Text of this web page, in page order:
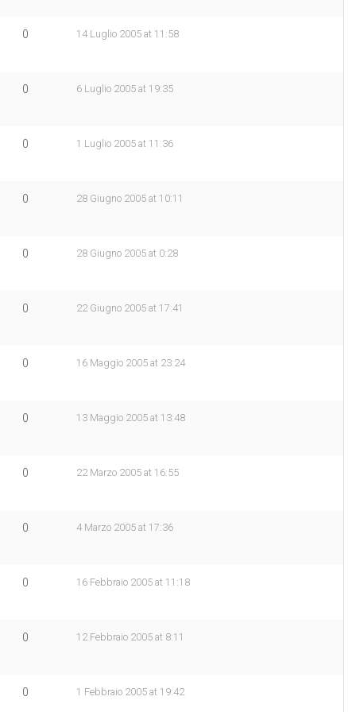
0 14 Luglio 2005 at 11:58
0 6 Luglio 2005 at 19:35
0 1 Luglio 2005 at 11:36
0 28 Giugno 2005 at 10:11
0 28 Giugno 2005 at 0:28
0 22 Giugno 2005 at 17:41
0 16 Maggio 2005 at 23:24
0 13 Maggio 2005 at 13:48
0 22 Marzo 2005 at 16:55
0 4 Marzo 2005 at 17:36
0 16 Febbraio 2005 at 11:18
0 12 Febbraio 2005 at 8:11
0 1 Febbraio 2005 at 19:42